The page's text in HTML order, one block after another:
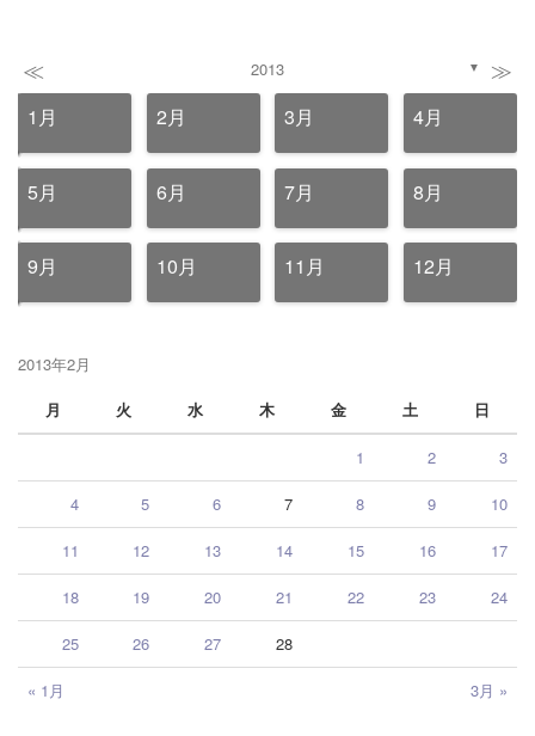
≪ 2013 ▼ ≫
1月 2月 3月 4月
5月 6月 7月 8月
9月 10月 11月 12月
2013年2月
月
火 水 木 金 土 日
« 1月 3月 »
1 2 3
4 5 6 7 8 9 10
11 12 13 14 15 16 17
18 19 20 21 22 23 24
25 26 27 28